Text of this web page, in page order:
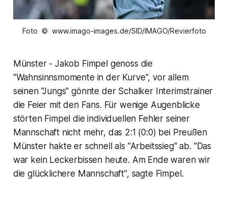
Foto © www.imago-images.de/SID/IMAGO/Revierfoto
Münster - Jakob Fimpel genoss die
"Wahnsinnsmomente in der Kurve", vor allem
seinen "Jungs" gönnte der Schalker Interimstrainer
die Feier mit den Fans. Für wenige Augenblicke
störten Fimpel die individuellen Fehler seiner
Mannschaft nicht mehr, das 2:1 (0:0) bei Preußen
Münster hakte er schnell als "Arbeitssieg" ab. "Das
war kein Leckerbissen heute. Am Ende waren wir
die glücklichere Mannschaft", sagte Fimpel.